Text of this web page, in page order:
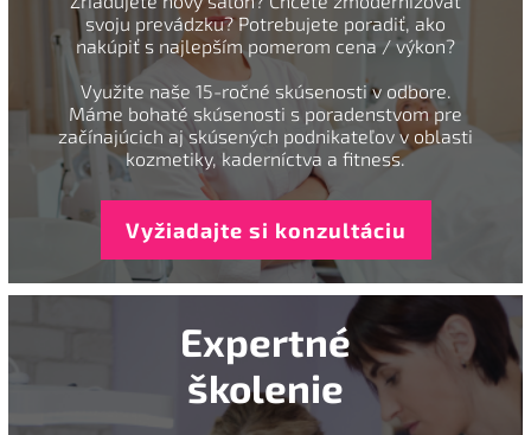
svoju prevádzku? Potrebujete poradiť, ako
nakúpiť s najlepším pomerom cena / výkon?
Využite naše 15-ročné skúsenosti v odbore.
Máme bohaté skúsenosti s poradenstvom pre
začínajúcich aj skúsených podnikateľov v oblasti
kozmetiky, kaderníctva a fitness.
Vyžiadajte si konzultáciu
Expertné
školenie